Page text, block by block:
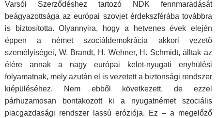
Varsói Szerződéshez tartozó NDK fennmaradását
beágyazottsága az európai szovjet érdekszférába továbbra
is biztosította. Olyannyira, hogy a hetvenes évek elején
éppen a német szociáldemokrácia akkori vezető
személyiségei, W. Brandt, H. Wehner, H. Schmidt, álltak az
élére annak a nagy európai kelet-nyugati enyhülési
folyamatnak, mely azután el is vezetett a biztonsági rendszer
kiépüléséhez. Nem ebből következett, de ezzel
párhuzamosan bontakozott ki a nyugatnémet szociális
piacgazdasági rendszer lassú eróziója. Ez – a megelőző